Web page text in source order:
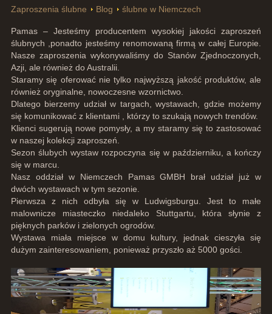
Zaproszenia ślubne Blog ślubne w Niemczech
Pamas – Jesteśmy producentem wysokiej jakości zaproszeń
ślubnych ,ponadto jesteśmy renomowaną firmą w całej Europie.
Nasze zaproszenia wykonywaliśmy do Stanów Zjednoczonych,
Azji, ale również do Australii.
Staramy się oferować nie tylko najwyższą jakość produktów, ale
również oryginalne, nowoczesne wzornictwo.
Dlatego bierzemy udział w targach, wystawach, gdzie możemy
się komunikować z klientami , którzy to szukają nowych trendów.
Klienci sugerują nowe pomysły, a my staramy się to zastosować
w naszej kolekcji zaproszeń.
Sezon ślubych wystaw rozpoczyna się w październiku, a kończy
się w marcu.
Nasz oddział w Niemczech Pamas GMBH brał udział już w
dwóch wystawach w tym sezonie.
Pierwsza z nich odbyła się w Ludwigsburgu. Jest to małe
malownicze miasteczko niedaleko Stuttgartu, która słynie z
pięknych parków i zielonych ogrodów.
Wystawa miała miejsce w domu kultury, jednak cieszyła się
dużym zainteresowaniem, ponieważ przyszło aż 5000 gości.